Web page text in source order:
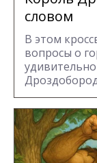
словом
В этом
вопросы о